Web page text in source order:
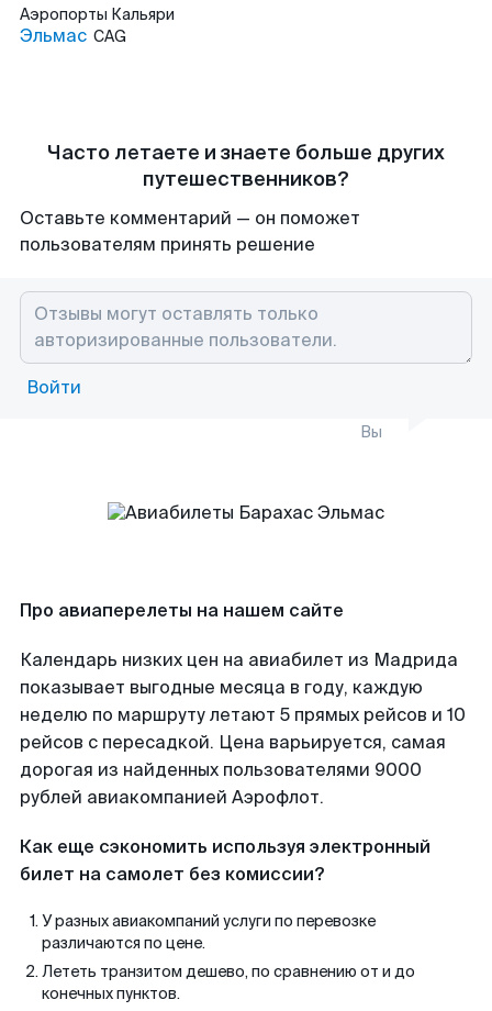
Аэропорты Кальяри
Эльмас CAG
Часто летаете и знаете больше других
путешественников?
Оставьте комментарий — он поможет
пользователям принять решение
Войти
Вы
Про авиаперелеты на нашем сайте
Календарь низких цен на авиабилет из Мадрида
показывает выгодные месяца в году, каждую
неделю по маршруту летают 5 прямых рейсов и 10
рейсов с пересадкой. Цена варьируется, самая
дорогая из найденных пользователями 9000
рублей авиакомпанией Аэрофлот.
Как еще сэкономить используя электронный
билет на самолет без комиссии?
У разных авиакомпаний услуги по перевозке
различаются по цене.
Лететь транзитом дешево, по сравнению от и до
конечных пунктов.